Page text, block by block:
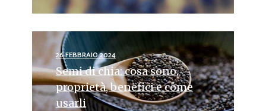
26 FEBBRAIO 2024
Semi di chia: cosa sono,
proprietà, benefici e come
usarli